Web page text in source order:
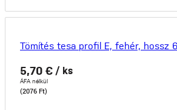
Tömítés tesa profil E, fehér, hossz
5,70 € / ks
ÁFA nélkül
(2076 Ft)